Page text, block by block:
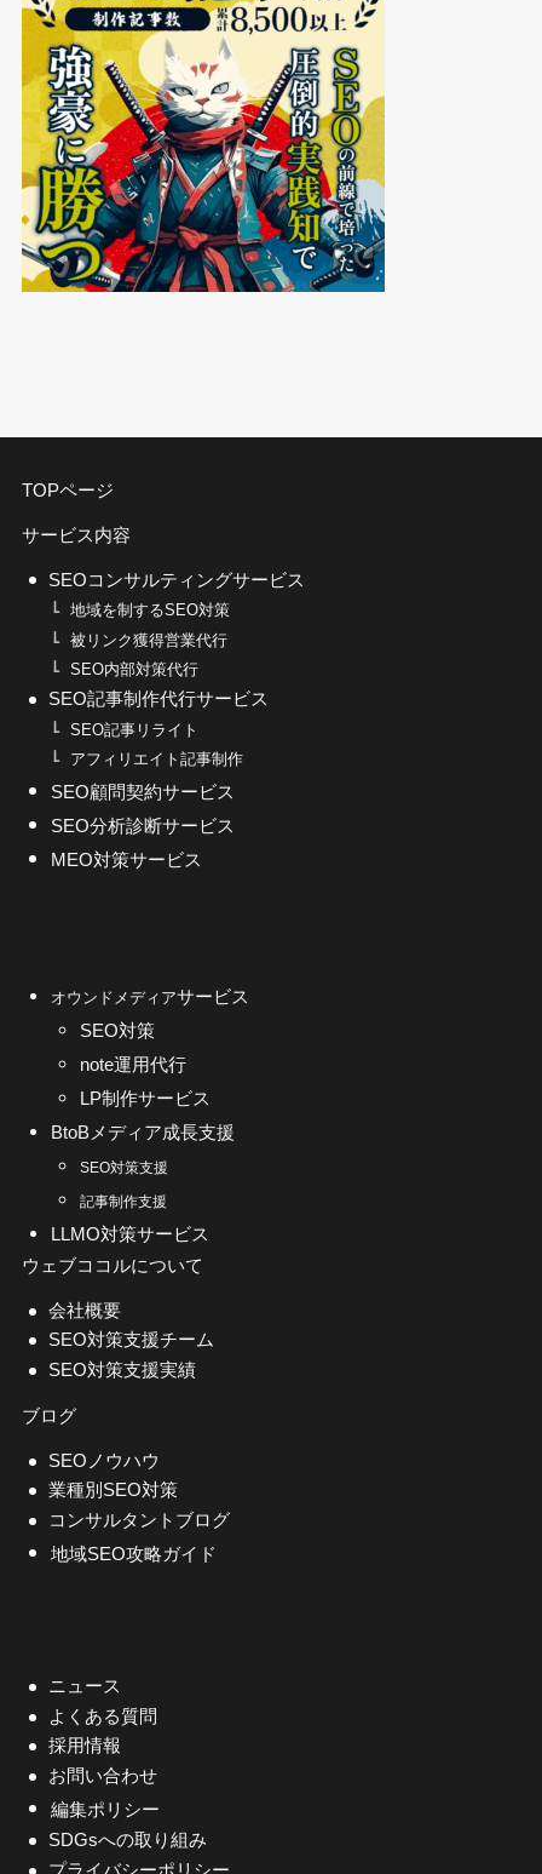
TOPページ
サービス内容
SEOコンサルティングサービス
地域を制するSEO対策
被リンク獲得営業代行
SEO内部対策代行
SEO記事制作代行サービス
SEO記事リライト
アフィリエイト記事制作
SEO顧問契約サービス
SEO分析診断サービス
MEO対策サービス
オウンドメディアサービス
SEO対策
note運用代行
LP制作サービス
BtoBメディア成長支援
SEO対策支援
記事制作支援
LLMO対策サービス
ウェブココルについて
会社概要
SEO対策支援チーム
SEO対策支援実績
ブログ
SEOノウハウ
業種別SEO対策
コンサルタントブログ
地域SEO攻略ガイド
ニュース
よくある質問
採用情報
お問い合わせ
編集ポリシー
SDGsへの取り組み
プライバシーポリシー